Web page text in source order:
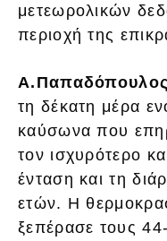
μετεωρολικών
περιοχή της
τη δέκατη μέρα
καύσωνα που
τον ισχυρότερο
ένταση και τη
ετών. Η
ξεπέρασε τους